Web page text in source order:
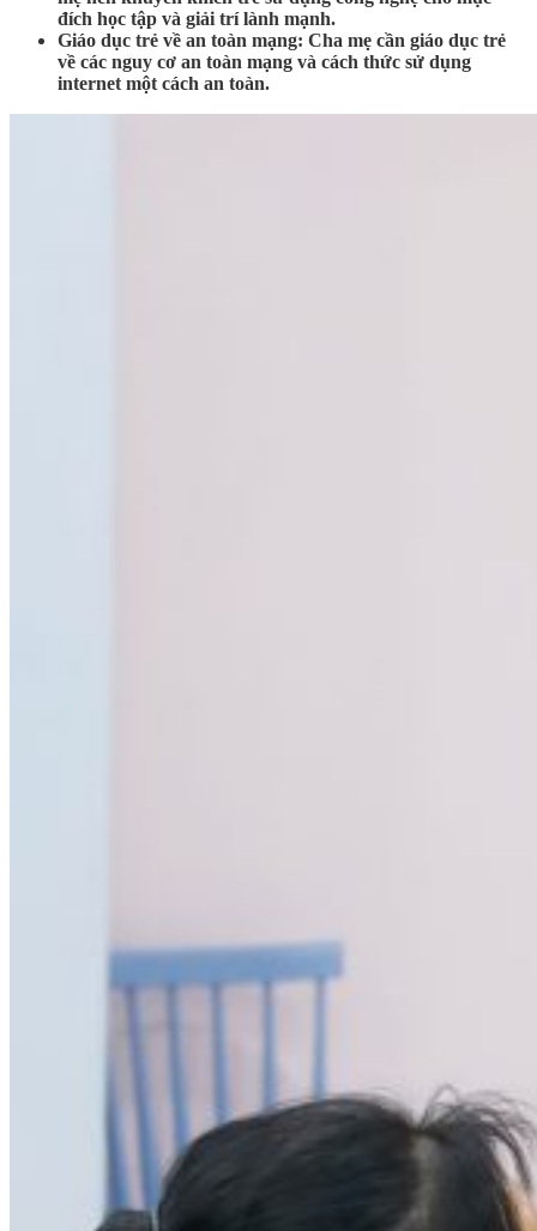
đích học tập và giải trí lành mạnh.
Giáo dục trẻ về an toàn mạng: Cha mẹ cần giáo dục trẻ
về các nguy cơ an toàn mạng và cách thức sử dụng
internet một cách an toàn.